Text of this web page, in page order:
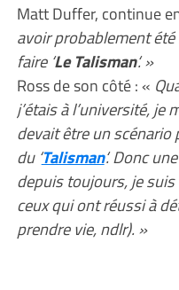
Matt Duffer, continue
avoir probablement
faire ‘Le Talisman‘. »
Ross de son côté : «
j’étais à l’université, je
devait être un
du ‘Talisman‘. Donc
depuis toujours, je
ceux qui ont réussi à
prendre vie, ndlr). »